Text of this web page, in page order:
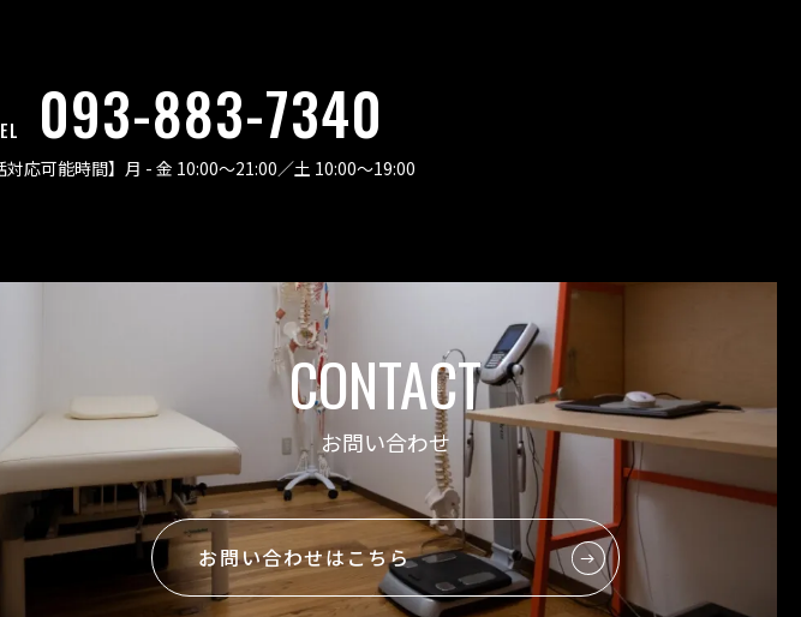
093-883-7340
対応可能時間】 月 - 金 10:00〜21:00／土 10:00〜19:00
CONTACT
お問い合わせ
お問い合わせはこちら